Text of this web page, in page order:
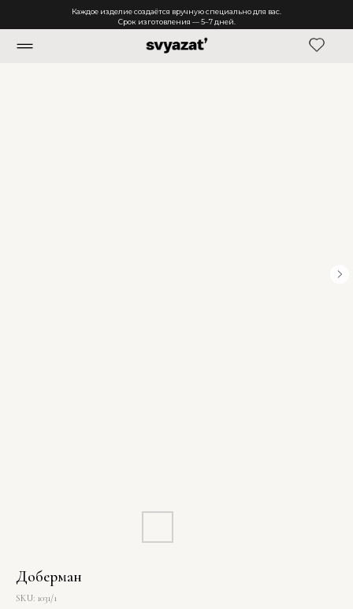
Каждое изделие создаётся вручную специально для вас.
Срок изготовления — 5–7 дней.
Доберман
SKU: 1031/1